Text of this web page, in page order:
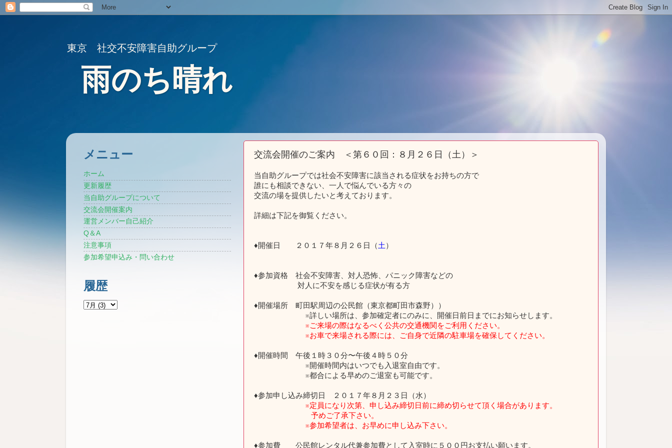
東京 社交不安障害自助グループ
雨のち晴れ
交流会開催のご案内 ＜第６０回：８月２６日（土）＞
当自助グループでは社会不安障害に該当される症状をお持ちの方で
誰にも相談できない、一人で悩んでいる方々の
交流の場を提供したいと考えております。
詳細は下記を御覧ください。
♦開催日 ２０１７年８月２６日（土 ）
♦参加資格 社会不安障害、対人恐怖、パニック障害などの
対人に不安を感じる症状が有る方
♦開催場所 町田駅周辺の公民館（東京都町田市森野））
※詳しい場所は、参加確定者にのみに、開催日前日までにお知らせします。
※ご来場の際はなるべく公共の交通機関をご利用ください。
※お車で来場される際には、ご自身で近隣の駐車場を確保してください。
♦開催時間 午後１時３０分〜午後４時５０分
※開催時間内はいつでも入退室自由です。
※都合による早めのご退室も可能です。
♦参加申し込み締切日 ２０１７年８月２３日（水）
※定員になり次第、申し込み締切日前に締め切らせて頂く場合があります。
予めご了承下さい。
※参加希望者は、お早めに申し込み下さい。
♦参加費 公民館レンタル代兼参加費として入室時に５００円お支払い願います。
メニュー
ホーム
更新履歴
当自助グループについて
交流会開催案内
運営メンバー自己紹介
Q＆A
注意事項
参加希望申込み・問い合わせ
履歴